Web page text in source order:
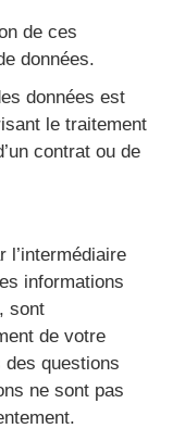
de ces
données.
données est
le traitement
contrat ou de
l’intermédiaire
informations
sont
de votre
des questions
ne sont pas